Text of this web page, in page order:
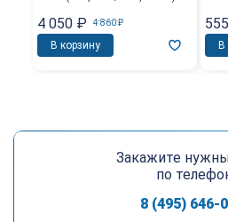
4 860₽
4 050 ₽
В корзину
555
В
Закажите
по
8 (495) 646-